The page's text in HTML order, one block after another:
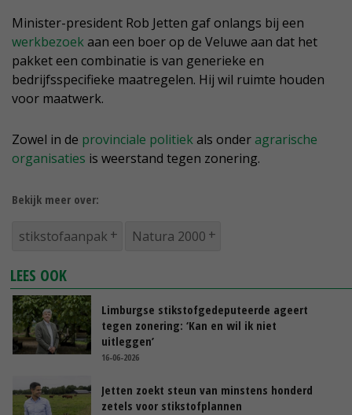
Minister-president Rob Jetten gaf onlangs bij een
werkbezoekaan een boer op de Veluwe aan dat het
pakket een combinatie is van generieke en
bedrijfsspecifieke maatregelen. Hij wil ruimte houden
voor maatwerk.
Zowel in de provinciale politiekals onderagrarische
organisaties is weerstand tegen zonering.
Bekijk meer over:
stikstofaanpak Natura 2000
LEES OOK
Limburgse stikstofgedeputeerde ageert
tegen zonering: ‘Kan en wil ik niet
uitleggen’
16-06-2026
Jetten zoekt steun van minstens honderd
zetels voor stikstofplannen